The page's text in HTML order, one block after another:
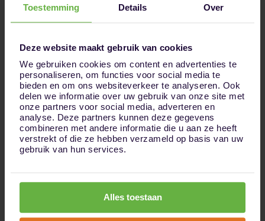
Toestemming Details Over
Deze website maakt gebruik van cookies
We gebruiken cookies om content en advertenties te
personaliseren, om functies voor social media te
bieden en om ons websiteverkeer te analyseren. Ook
delen we informatie over uw gebruik van onze site met
onze partners voor social media, adverteren en
analyse. Deze partners kunnen deze gegevens
combineren met andere informatie die u aan ze heeft
verstrekt of die ze hebben verzameld op basis van uw
gebruik van hun services.
Alles toestaan